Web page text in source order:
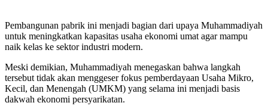
Pembangunan pabrik ini menjadi bagian dari upaya Muhammadiyah
untuk meningkatkan kapasitas usaha ekonomi umat agar mampu
naik kelas ke sektor industri modern.
Meski demikian, Muhammadiyah menegaskan bahwa langkah
tersebut tidak akan menggeser fokus pemberdayaan Usaha Mikro,
Kecil, dan Menengah (UMKM) yang selama ini menjadi basis
dakwah ekonomi persyarikatan.